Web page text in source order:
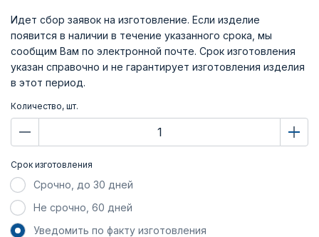
Идет сбор заявок на изготовление. Если изделие
появится в наличии в течение указанного срока, мы
сообщим Вам по электронной почте. Срок изготовления
указан справочно и не гарантирует изготовления изделия
в этот период.
Количество, шт.
Срок изготовления
Срочно, до 30 дней
Не срочно, 60 дней
Уведомить по факту изготовления